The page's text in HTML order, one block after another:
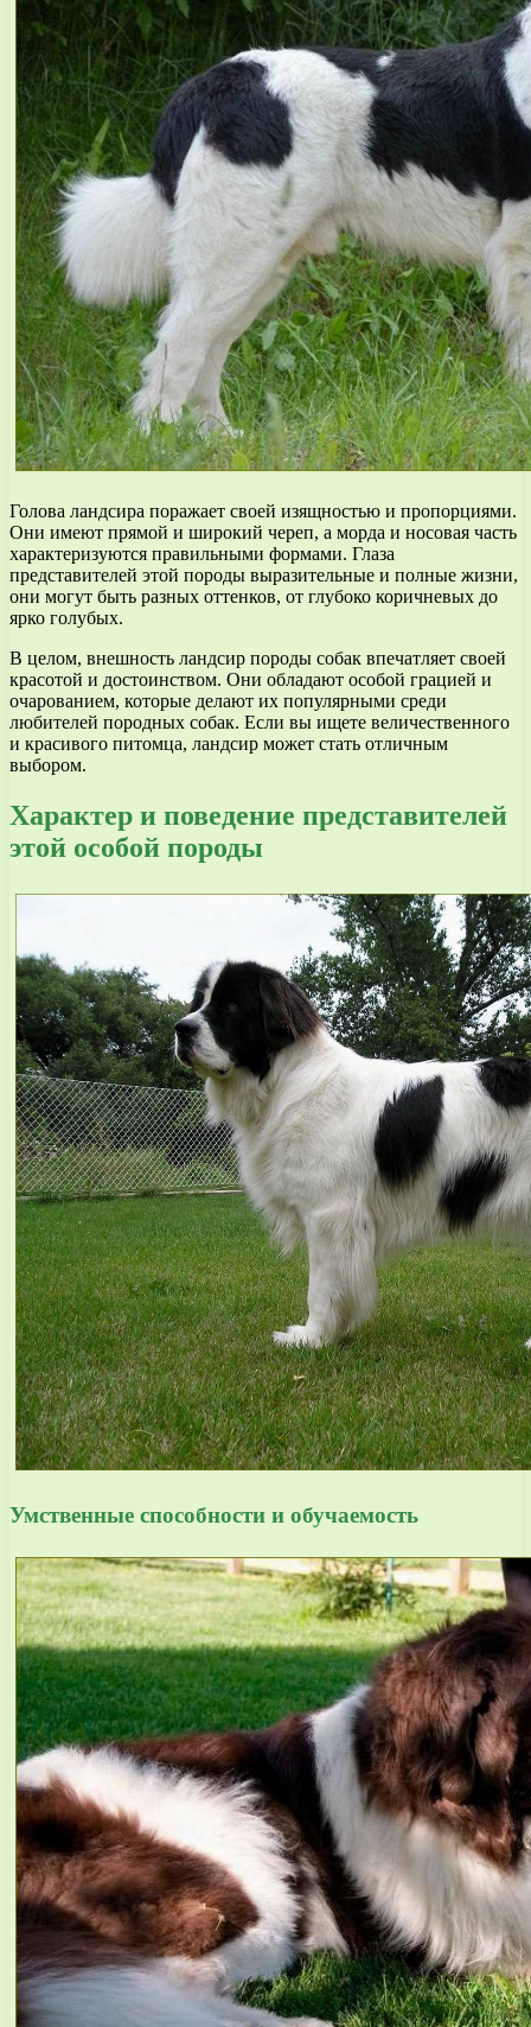
Голова ландсира поражает своей изящностью и пропорциями.
Они имеют прямой и широкий череп, а морда и носовая часть
характеризуются правильными формами. Глаза
представителей этой породы выразительные и полные жизни,
они могут быть разных оттенков, от глубоко коричневых до
ярко голубых.
В целом, внешность ландсир породы собак впечатляет своей
красотой и достоинством. Они обладают особой грацией и
очарованием, которые делают их популярными среди
любителей породных собак. Если вы ищете величественного
и красивого питомца, ландсир может стать отличным
выбором.
Характер и поведение представителей
этой особой породы
Умственные способности и обучаемость